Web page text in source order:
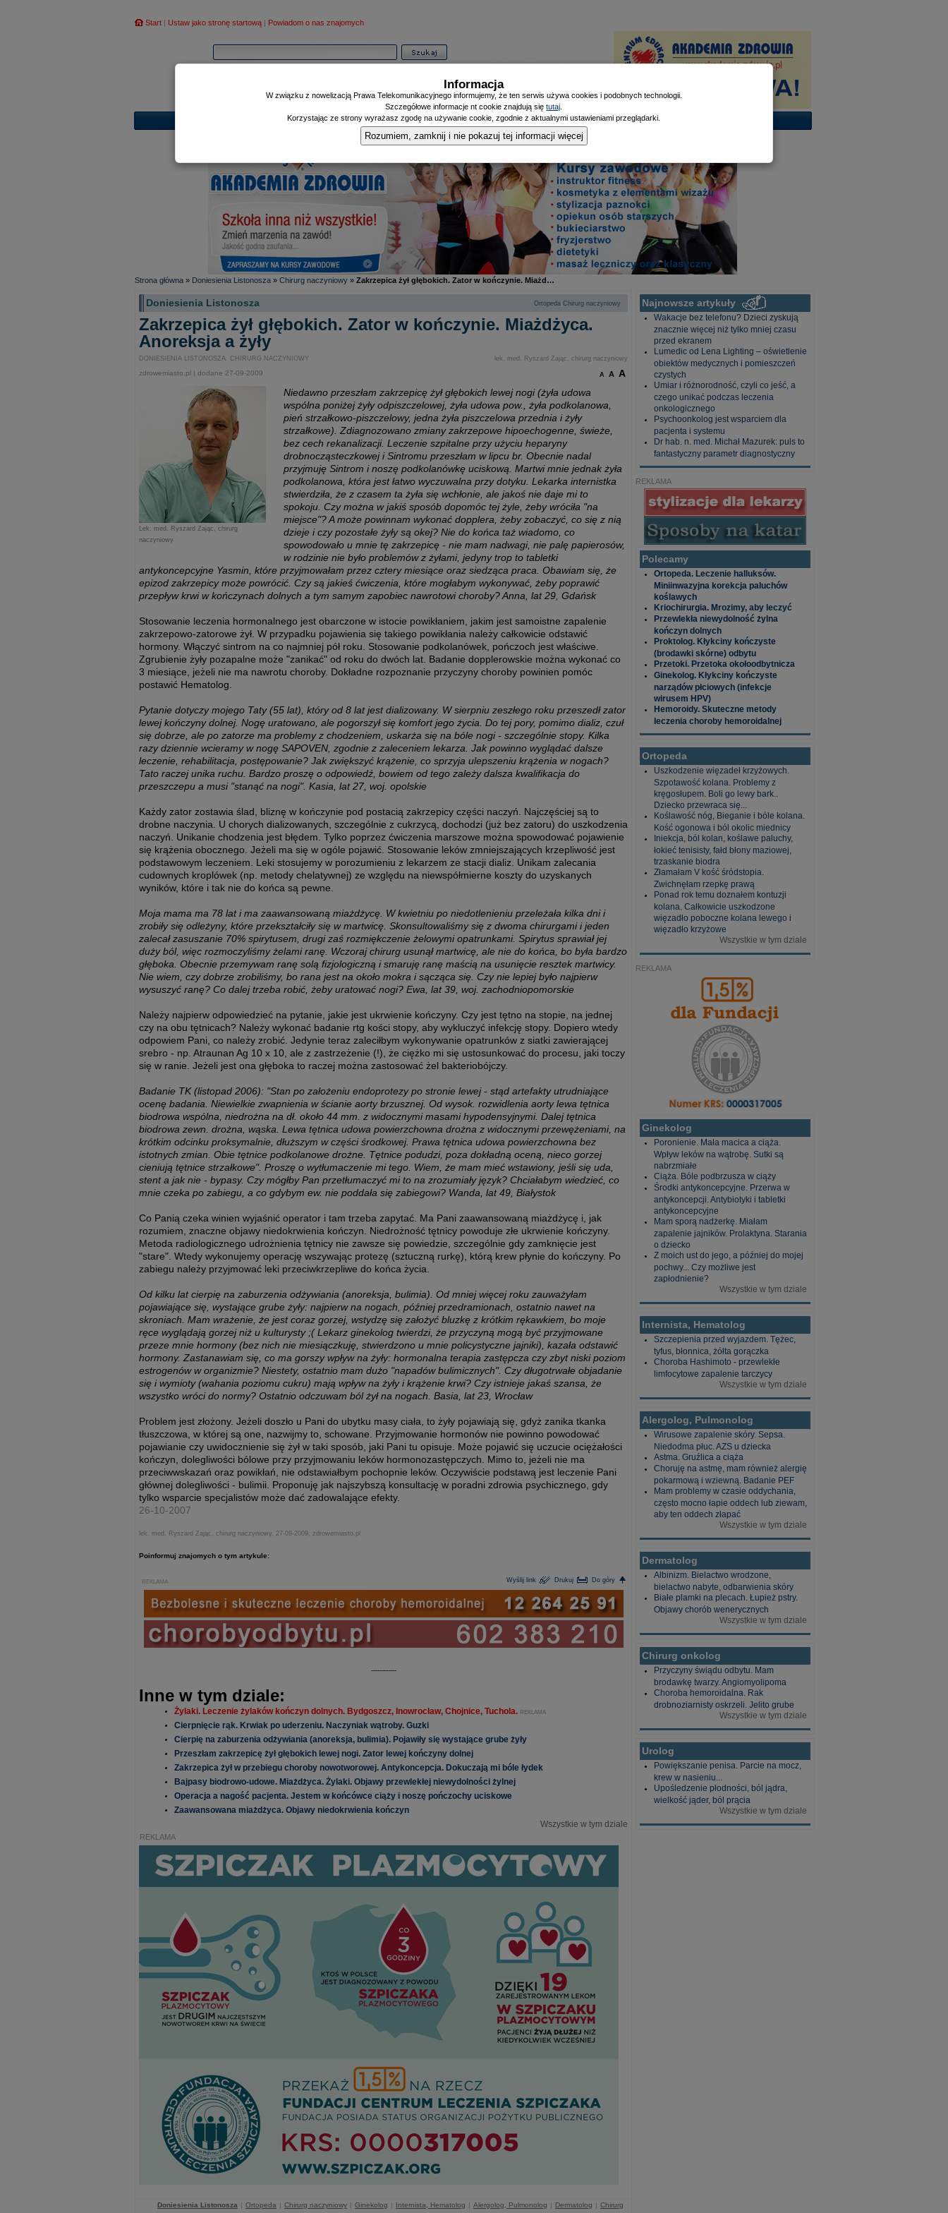
Start | Ustaw jako stronę startową | Powiadom o nas znajomych
Informator|Poczekalnia|Zdrowy Mieszczanin|Doniesienia Listonosza
Strona główna » Doniesienia Listonosza » Chirurg naczyniowy » Zakrzepica żył głębokich. Zator w kończynie. Miażd…
Doniesienia Listonosza Ortopeda Chirurg naczyniowy
Zakrzepica żył głębokich. Zator w kończynie. Miażdżyca.
Anoreksja a żyły
DONIESIENIA LISTONOSZA. CHIRURG NACZYNIOWY lek. med. Ryszard Zając, chirurg naczyniowy
zdrowemiasto.pl | dodane 27-09-2009 A A A
Lek. med. Ryszard Zając, chirurg
naczyniowy
Niedawno przeszłam zakrzepicę żył głębokich lewej nogi (żyła udowa
wspólna poniżej żyły odpiszczelowej, żyła udowa pow., żyła podkolanowa,
pień strzałkowo-piszczelowy, jedna żyła piszczelowa przednia i żyły
strzałkowe). Zdiagnozowano zmiany zakrzepowe hipoechogenne, świeże,
bez cech rekanalizacji. Leczenie szpitalne przy użyciu heparyny
drobnocząsteczkowej i Sintromu przeszłam w lipcu br. Obecnie nadal
przyjmuję Sintrom i noszę podkolanówkę uciskową. Martwi mnie jednak żyła
podkolanowa, która jest łatwo wyczuwalna przy dotyku. Lekarka internistka
stwierdziła, że z czasem ta żyła się wchłonie, ale jakoś nie daje mi to
spokoju. Czy można w jakiś sposób dopomóc tej żyle, żeby wróciła "na
miejsce"? A może powinnam wykonać dopplera, żeby zobaczyć, co się z nią
dzieje i czy pozostałe żyły są okej? Nie do końca taż wiadomo, co
spowodowało u mnie tę zakrzepicę - nie mam nadwagi, nie palę papierosów,
w rodzinie nie było problemów z żyłami, jedyny trop to tabletki
antykoncepcyjne Yasmin, które przyjmowałam przez cztery miesiące oraz siedząca praca. Obawiam się, że
epizod zakrzepicy może powrócić. Czy są jakieś ćwiczenia, które mogłabym wykonywać, żeby poprawić
przepływ krwi w kończynach dolnych a tym samym zapobiec nawrotowi choroby? Anna, lat 29, Gdańsk
Stosowanie leczenia hormonalnego jest obarczone w istocie powikłaniem, jakim jest samoistne zapalenie
zakrzepowo-zatorowe żył. W przypadku pojawienia się takiego powikłania należy całkowicie odstawić
hormony. Włączyć sintrom na co najmniej pół roku. Stosowanie podkolanówek, pończoch jest właściwe.
Zgrubienie żyły pozapalne może "zanikać" od roku do dwóch lat. Badanie dopplerowskie można wykonać co
3 miesiące, jeżeli nie ma nawrotu choroby. Dokładne rozpoznanie przyczyny choroby powinien pomóc
postawić Hematolog.
Pytanie dotyczy mojego Taty (55 lat), który od 8 lat jest dializowany. W sierpniu zeszłego roku przeszedł zator
lewej kończyny dolnej. Nogę uratowano, ale pogorszył się komfort jego życia. Do tej pory, pomimo dializ, czuł
się dobrze, ale po zatorze ma problemy z chodzeniem, uskarża się na bóle nogi - szczególnie stopy. Kilka
razy dziennie wcieramy w nogę SAPOVEN, zgodnie z zaleceniem lekarza. Jak powinno wyglądać dalsze
leczenie, rehabilitacja, postępowanie? Jak zwiększyć krążenie, co sprzyja ulepszeniu krążenia w nogach?
Tato raczej unika ruchu. Bardzo proszę o odpowiedź, bowiem od tego zależy dalsza kwalifikacja do
przeszczepu a musi "stanąć na nogi". Kasia, lat 27, woj. opolskie
Każdy zator zostawia ślad, bliznę w kończynie pod postacią zakrzepicy części naczyń. Najczęściej są to
drobne naczynia. U chorych dializowanych, szczególnie z cukrzycą, dochodzi (już bez zatoru) do uszkodzenia
naczyń. Unikanie chodzenia jest błędem. Tylko poprzez ćwiczenia marszowe można spowodować pojawienie
się krążenia obocznego. Jeżeli ma się w ogóle pojawić. Stosowanie leków zmniejszających krzepliwość jest
podstawowym leczeniem. Leki stosujemy w porozumieniu z lekarzem ze stacji dializ. Unikam zalecania
cudownych kroplówek (np. metody chelatywnej) ze względu na niewspółmierne koszty do uzyskanych
wyników, które i tak nie do końca są pewne.
Moja mama ma 78 lat i ma zaawansowaną miażdżycę. W kwietniu po niedotlenieniu przeleżała kilka dni i
zrobiły się odleżyny, które przekształciły się w martwicę. Skonsultowaliśmy się z dwoma chirurgami i jeden
zalecał zasuszanie 70% spirytusem, drugi zaś rozmiękczenie żelowymi opatrunkami. Spirytus sprawiał jej
duży ból, więc rozmoczyliśmy żelami ranę. Wczoraj chirurg usunął martwicę, ale nie do końca, bo była bardzo
głęboka. Obecnie przemywam ranę solą fizjologiczną i smaruję ranę maścią na usunięcie resztek martwicy.
Nie wiem, czy dobrze zrobiliśmy, bo rana jest na około mokra i sącząca się. Czy nie lepiej było najpierw
wysuszyć ranę? Co dalej trzeba robić, żeby uratować nogi? Ewa, lat 39, woj. zachodniopomorskie
Należy najpierw odpowiedzieć na pytanie, jakie jest ukrwienie kończyny. Czy jest tętno na stopie, na jednej
czy na obu tętnicach? Należy wykonać badanie rtg kości stopy, aby wykluczyć infekcję stopy. Dopiero wtedy
odpowiem Pani, co należy zrobić. Jedynie teraz zaleciłbym wykonywanie opatrunków z siatki zawierającej
srebro - np. Atraunan Ag 10 x 10, ale z zastrzeżenie (!), że ciężko mi się ustosunkować do procesu, jaki toczy
się w ranie. Jeżeli jest ona głęboka to raczej można zastosować żel bakteriobójczy.
Badanie TK (listopad 2006): "Stan po założeniu endoprotezy po stronie lewej - stąd artefakty utrudniające
ocenę badania. Niewielkie zwapnienia w ścianie aorty brzusznej. Od wysok. rozwidlenia aorty lewa tętnica
biodrowa wspólna, niedrożna na dł. około 44 mm. z widocznymi masami hypodensyjnymi. Dalej tętnica
biodrowa zewn. drożna, wąska. Lewa tętnica udowa powierzchowna drożna z widocznymi przewężeniami, na
krótkim odcinku proksymalnie, dłuższym w części środkowej. Prawa tętnica udowa powierzchowna bez
istotnych zmian. Obie tętnice podkolanowe drożne. Tętnice podudzi, poza dokładną oceną, nieco gorzej
cieniują tętnice strzałkowe". Proszę o wytłumaczenie mi tego. Wiem, że mam mieć wstawiony, jeśli się uda,
stent a jak nie - bypasy. Czy mógłby Pan przetłumaczyć mi to na zrozumiały język? Chciałabym wiedzieć, co
mnie czeka po zabiegu, a co gdybym ew. nie poddała się zabiegowi? Wanda, lat 49, Białystok
Co Panią czeka winien wyjaśnić operator i tam trzeba zapytać. Ma Pani zaawansowaną miażdżycę i, jak
rozumiem, znaczne objawy niedokrwienia kończyn. Niedrożność tętnicy powoduje złe ukrwienie kończyny.
Metoda radiologicznego udrożnienia tętnicy nie zawsze się powiedzie, szczególnie gdy zamknięcie jest
"stare". Wtedy wykonujemy operację wszywając protezę (sztuczną rurkę), którą krew płynie do kończyny. Po
zabiegu należy przyjmować leki przeciwkrzepliwe do końca życia.
Od kilku lat cierpię na zaburzenia odżywiania (anoreksja, bulimia). Od mniej więcej roku zauważyłam
pojawiające się, wystające grube żyły: najpierw na nogach, później przedramionach, ostatnio nawet na
skroniach. Mam wrażenie, że jest coraz gorzej, wstydzę się założyć bluzkę z krótkim rękawkiem, bo moje
ręce wyglądają gorzej niż u kulturysty ;( Lekarz ginekolog twierdzi, że przyczyną mogą być przyjmowane
przeze mnie hormony (bez nich nie miesiączkuję, stwierdzono u mnie policystyczne jajniki), kazała odstawić
hormony. Zastanawiam się, co ma gorszy wpływ na żyły: hormonalna terapia zastępcza czy zbyt niski poziom
estrogenów w organizmie? Niestety, ostatnio mam dużo "napadów bulimicznych". Czy długotrwałe objadanie
się i wymioty (wahania poziomu cukru) mają wpływ na żyły i krążenie krwi? Czy istnieje jakaś szansa, że
wszystko wróci do normy? Ostatnio odczuwam ból żył na nogach. Basia, lat 23, Wrocław
Problem jest złożony. Jeżeli doszło u Pani do ubytku masy ciała, to żyły pojawiają się, gdyż zanika tkanka
tłuszczowa, w której są one, nazwijmy to, schowane. Przyjmowanie hormonów nie powinno powodować
pojawianie czy uwidocznienie się żył w taki sposób, jaki Pani tu opisuje. Może pojawić się uczucie ociężałości
kończyn, dolegliwości bólowe przy przyjmowaniu leków hormonozastępczych. Mimo to, jeżeli nie ma
przeciwwskazań oraz powikłań, nie odstawiałbym pochopnie leków. Oczywiście podstawą jest leczenie Pani
głównej dolegliwości - bulimii. Proponuję jak najszybszą konsultację w poradni zdrowia psychicznego, gdy
tylko wsparcie specjalistów może dać zadowalające efekty.
26-10-2007
lek. med. Ryszard Zając, chirurg naczyniowy, 27-09-2009, zdrowemiasto.pl
Poinformuj znajomych o tym artykule:
Wyślij link Drukuj Do góry
REKLAMA
------------
Inne w tym dziale:
Żylaki. Leczenie żylaków kończyn dolnych. Bydgoszcz, Inowrocław, Chojnice, Tuchola. REKLAMA
Cierpnięcie rąk. Krwiak po uderzeniu. Naczyniak wątroby. Guzki
Cierpię na zaburzenia odżywiania (anoreksja, bulimia). Pojawiły się wystające grube żyły
Przeszłam zakrzepicę żył głębokich lewej nogi. Zator lewej kończyny dolnej
Zakrzepica żył w przebiegu choroby nowotworowej. Antykoncepcja. Dokuczają mi bóle łydek
Bajpasy biodrowo-udowe. Miażdżyca. Żylaki. Objawy przewlekłej niewydolności żylnej
Operacja a nagość pacjenta. Jestem w końcówce ciąży i noszę pończochy uciskowe
Zaawansowana miażdżyca. Objawy niedokrwienia kończyn
Wszystkie w tym dziale
REKLAMA
Doniesienia Listonosza | Ortopeda | Chirurg naczyniowy | Ginekolog | Internista, Hematolog | Alergolog, Pulmonolog | Dermatolog | Chirurg
Najnowsze artykuły
Wakacje bez telefonu? Dzieci zyskują
znacznie więcej niż tylko mniej czasu
przed ekranem
Lumedic od Lena Lighting – oświetlenie
obiektów medycznych i pomieszczeń
czystych
Umiar i różnorodność, czyli co jeść, a
czego unikać podczas leczenia
onkologicznego
Psychoonkolog jest wsparciem dla
pacjenta i systemu
Dr hab. n. med. Michał Mazurek: puls to
fantastyczny parametr diagnostyczny
REKLAMA
Polecamy
Ortopeda. Leczenie halluksów.
Miniinwazyjna korekcja paluchów
koślawych
Kriochirurgia. Mrozimy, aby leczyć
Przewlekła niewydolność żylna
kończyn dolnych
Proktolog. Kłykciny kończyste
(brodawki skórne) odbytu
Przetoki. Przetoka okołoodbytnicza
Ginekolog. Kłykciny kończyste
narządów płciowych (infekcje
wirusem HPV)
Hemoroidy. Skuteczne metody
leczenia choroby hemoroidalnej
Ortopeda
Uszkodzenie więzadeł krzyżowych.
Szpotawość kolana. Problemy z
kręgosłupem. Boli go lewy bark..
Dziecko przewraca się...
Koślawość nóg, Bieganie i bóle kolana.
Kość ogonowa i ból okolic miednicy
Iniekcja, ból kolan, koślawe paluchy,
łokieć tenisisty, fałd błony maziowej,
trzaskanie biodra
Złamałam V kość śródstopia.
Zwichnęłam rzepkę prawą
Ponad rok temu doznałem kontuzji
kolana. Całkowicie uszkodzone
więzadło poboczne kolana lewego i
więzadło krzyżowe
Wszystkie w tym dziale
REKLAMA
Ginekolog
Poronienie. Mała macica a ciąża.
Wpływ leków na wątrobę. Sutki są
nabrzmiałe
Ciąża. Bóle podbrzusza w ciąży
Środki antykoncepcyjne. Przerwa w
antykoncepcji. Antybiotyki i tabletki
antykoncepcyjne
Mam sporą nadżerkę. Miałam
zapalenie jajników. Prolaktyna. Starania
o dziecko
Z moich ust do jego, a później do mojej
pochwy... Czy możliwe jest
zapłodnienie?
Wszystkie w tym dziale
Internista, Hematolog
Szczepienia przed wyjazdem. Tężec,
tyfus, błonnica, żółta gorączka
Choroba Hashimoto - przewlekłe
limfocytowe zapalenie tarczycy
Wszystkie w tym dziale
Alergolog, Pulmonolog
Wirusowe zapalenie skóry. Sepsa.
Niedodma płuc. AZS u dziecka
Astma. Gruźlica a ciąża
Choruję na astmę, mam również alergię
pokarmową i wziewną. Badanie PEF
Mam problemy w czasie oddychania,
często mocno łapie oddech lub ziewam,
aby ten oddech złapać
Wszystkie w tym dziale
Dermatolog
Albinizm. Bielactwo wrodzone,
bielactwo nabyte, odbarwienia skóry
Białe plamki na plecach. Łupież pstry.
Objawy chorób wenerycznych
Wszystkie w tym dziale
Chirurg onkolog
Przyczyny świądu odbytu. Mam
brodawkę twarzy. Angiomyolipoma
Choroba hemoroidalna. Rak
drobnoziarnisty oskrzeli. Jelito grube
Wszystkie w tym dziale
Urolog
Powiększanie penisa. Parcie na mocz,
krew w nasieniu...
Upośledzenie płodności, ból jądra,
wielkość jąder, ból prącia
Wszystkie w tym dziale
Informacja
W związku z nowelizacją Prawa Telekomunikacyjnego informujemy, że ten serwis używa cookies i podobnych technologii.
Szczegółowe informacje nt cookie znajdują siętutaj
Korzystając ze strony wyrażasz zgodę na używanie cookie, zgodnie z aktualnymi ustawieniami przeglądarki.
Rozumiem, zamknij i nie pokazuj tej informacji więcej